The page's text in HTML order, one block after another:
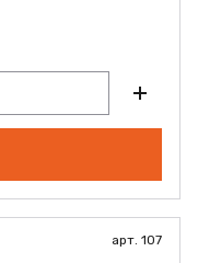
арт. 107